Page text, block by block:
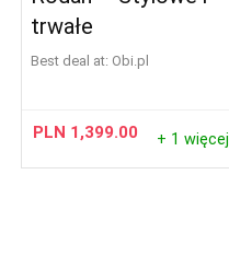
trwałe
Best deal at: obi.pl
PLN 1,399.00 + 1 więcej